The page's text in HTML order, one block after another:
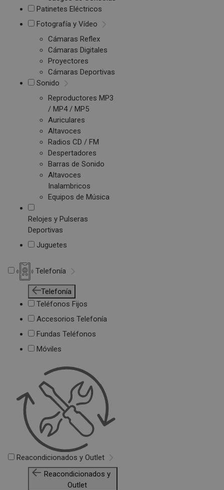
Patinetes Eléctricos
Fotografía y Vídeo
Cámaras Reflex
Cámaras Digitales
Proyectores
Cámaras Deportivas
Sonido
Reproductores MP3
/ MP4 / MP5
Auriculares
Altavoces
Radios CD / FM
Despertadores
Barras de Sonido
Altavoces
Inalambricos
Equipos de Música
Relojes y Pulseras
Deportivas
Juguetes
Telefonía
Telefonía
Teléfonos Fijos
Accesorios Telefonía
Fundas Teléfonos
Móviles
Reacondicionados y Outlet
Reacondicionados y
Outlet